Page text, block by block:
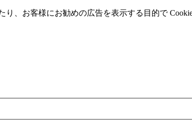
、お客様にお勧めの広告を表⽰する⽬的で